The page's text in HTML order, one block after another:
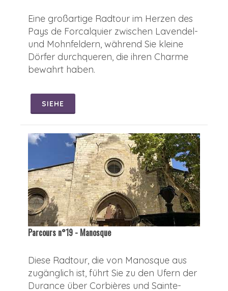
Eine großartige Radtour im Herzen des
Pays de Forcalquier zwischen Lavendel-
und Mohnfeldern, während Sie kleine
Dörfer durchqueren, die ihren Charme
bewahrt haben.
SIEHE
Parcours n°19 - Manosque
Diese Radtour, die von Manosque aus
zugänglich ist, führt Sie zu den Ufern der
Durance über Corbières und Sainte-